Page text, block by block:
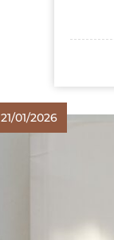
21/01/2026